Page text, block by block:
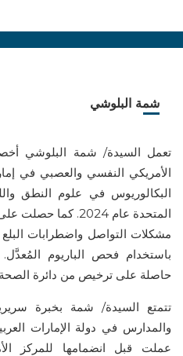
شمة البلوشي
تعمل السيدة/ شمة البلوشي
الأمريكي النفسي والعصبي في
البكالوريوس في علوم النطق
المتحدة عام 2024.
مشكلات التواصل واضطرابات
باستخدام فحص الباريوم المعدّل.
حاصلة على ترخيص من دائرة
تتمتع السيدة/ شمة بخبرة
عملت قبل انضمامها للمركز